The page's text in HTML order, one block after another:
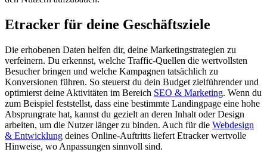
Etracker für deine Geschäftsziele
Die erhobenen Daten helfen dir, deine Marketingstrategien zu
verfeinern. Du erkennst, welche Traffic-Quellen die wertvollsten
Besucher bringen und welche Kampagnen tatsächlich zu
Konversionen führen. So steuerst du dein Budget zielführender und
optimierst deine Aktivitäten im Bereich SEO & Marketing. Wenn du
zum Beispiel feststellst, dass eine bestimmte Landingpage eine hohe
Absprungrate hat, kannst du gezielt an deren Inhalt oder Design
arbeiten, um die Nutzer länger zu binden. Auch für die Webdesign
& Entwicklung deines Online-Auftritts liefert Etracker wertvolle
Hinweise, wo Anpassungen sinnvoll sind.